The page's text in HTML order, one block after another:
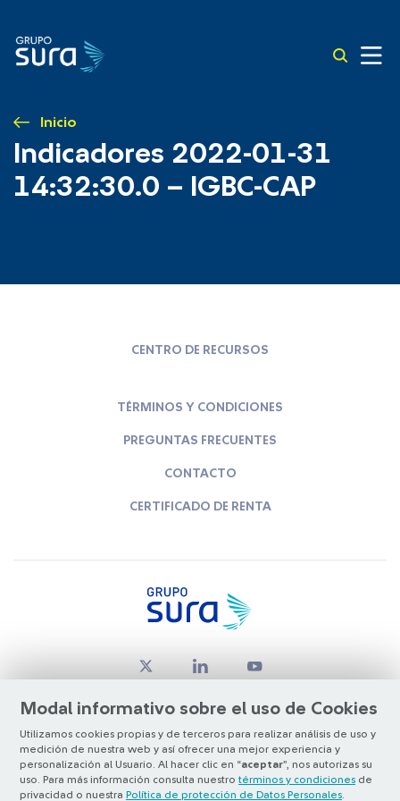
Inicio
Indicadores 2022-01-31
14:32:30.0 – IGBC-CAP
Modal informativo sobre el uso de Cookies
Utilizamos cookies propias y de terceros para realizar análisis de uso y
medición de nuestra web y así ofrecer una mejor experiencia y
personalización al Usuario. Al hacer clic en “aceptar”, nos autorizas su
uso. Para más información consulta nuestro términos y condiciones de
privacidad o nuestra Política de protección de Datos Personales
CENTRO DE RECURSOS
TÉRMINOS Y CONDICIONES
PREGUNTAS FRECUENTES
CONTACTO
CERTIFICADO DE RENTA
© Copyright Grupo SURA 2026